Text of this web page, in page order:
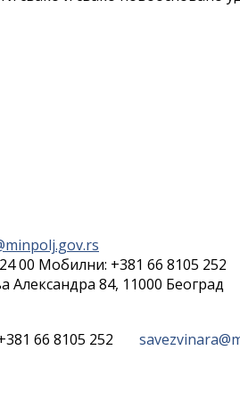
00 Мобилни: +381 66 8105 252
Александра 84, 11000 Београд
66 8105 252